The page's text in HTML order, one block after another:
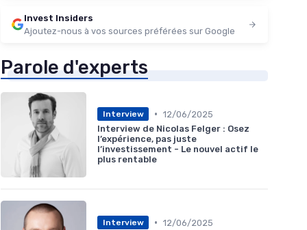
Invest Insiders
Ajoutez-nous à vos sources préférées sur Google
Parole d'experts
Interview • 12/06/2025
Interview de Nicolas Felger : Osez
l’expérience, pas juste
l’investissement - Le nouvel actif le
plus rentable
Interview • 12/06/2025